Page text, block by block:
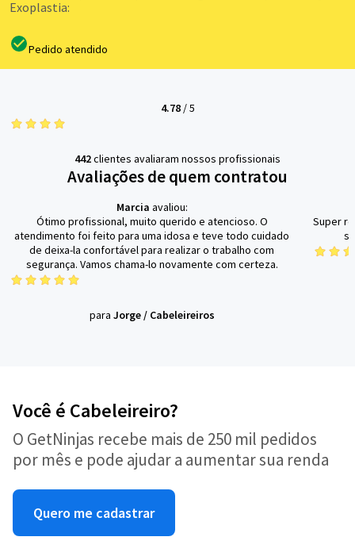
Exoplastia:
Pedido atendido
4.78/5
442clientes avaliaram nossos profissionais
Avaliações de quem contratou
Marcia avaliou:
Ótimo profissional, muito querido e atencioso. O
atendimento foi feito para uma idosa e teve todo cuidado
de deixa-la confortável para realizar o trabalho com
segurança. Vamos chama-lo novamente com certeza.
para Jorge/ Cabeleireiros
Super
Você é Cabeleireiro?
O GetNinjas recebe mais de 250 mil pedidos
por mês e pode ajudar a aumentar sua renda
Quero me cadastrar